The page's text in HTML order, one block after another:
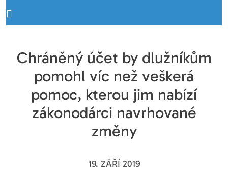
Chráněný účet by dlužníkům
pomohl víc než veškerá
pomoc, kterou jim nabízí
zákonodárci navrhované
změny
19. ZÁŘÍ 2019